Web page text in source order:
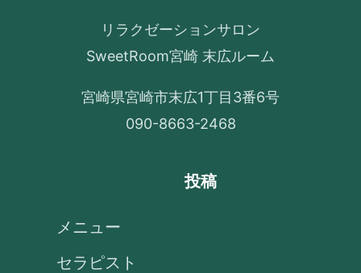
リラクゼーションサロン
SweetRoom宮崎 末広ルーム
宮崎県宮崎市末広1丁目3番6号
090-8663-2468
投稿
メニュー
セラピスト